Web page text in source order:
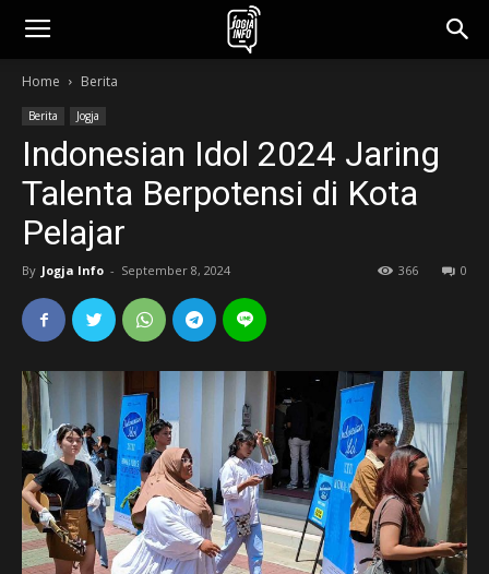
jogjainfo.id
Home Berita
Berita Jogja
Indonesian Idol 2024 Jaring
Talenta Berpotensi di Kota
Pelajar
By Jogja Info - September 8, 2024 0
366